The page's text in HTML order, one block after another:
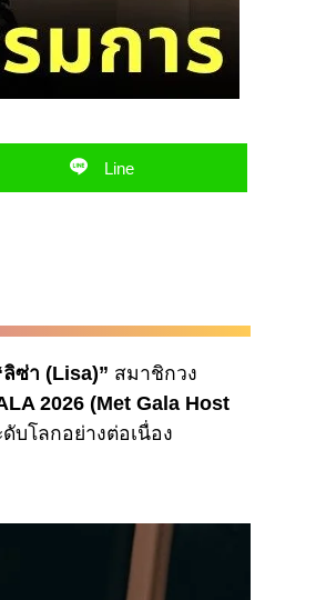
Line
ลิซ่า (Lisa)” สมาชิกวง
2026 (Met Gala Host
บโลกอย่างต่อเนื่อง